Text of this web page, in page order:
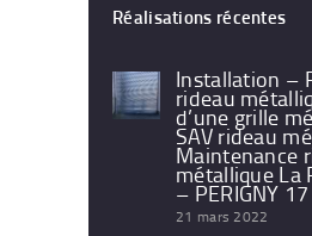
Réalisations récentes
Installation –
rideau
d’une grille
SAV rideau
Maintenance
métallique La
– PERIGNY 17
21 mars 2022